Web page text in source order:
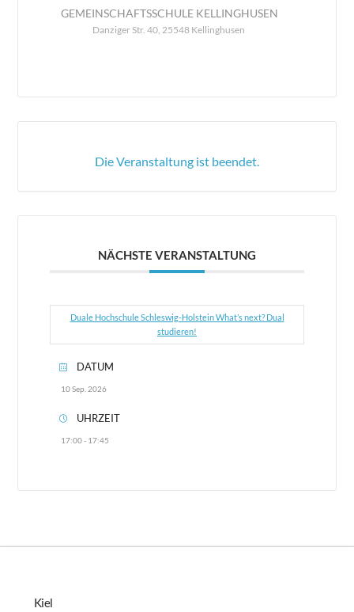
GEMEINSCHAFTSSCHULE KELLINGHUSEN
Danziger Str. 40, 25548 Kellinghusen
Die Veranstaltung ist beendet.
NÄCHSTE VERANSTALTUNG
Duale Hochschule Schleswig-Holstein What’s next? Dual
studieren!
DATUM
10 Sep. 2026
UHRZEIT
17:00 - 17:45
Kiel